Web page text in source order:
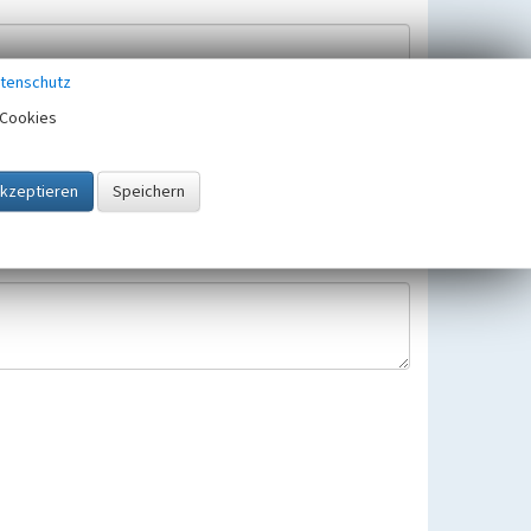
gespeichert und verwendet.
gültigen Europäischen